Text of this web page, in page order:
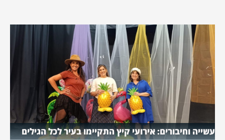
עשייה וחיבורים: אירועי קיץ התקיימו בעיר לכל הגילים